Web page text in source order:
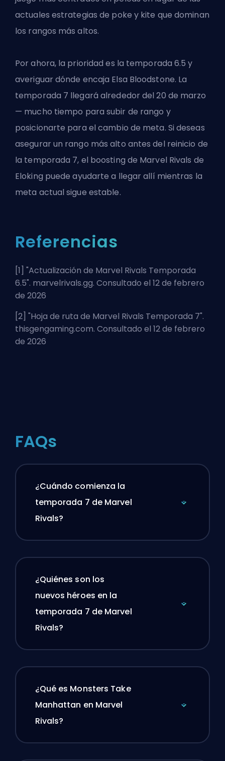
actuales estrategias de poke y kite que dominan
los rangos más altos.
Por ahora, la prioridad es la temporada 6.5 y
averiguar dónde encaja Elsa Bloodstone. La
temporada 7 llegará alrededor del 20 de marzo
— mucho tiempo para subir de rango y
posicionarte para el cambio de meta. Si deseas
asegurar un rango más alto antes del reinicio de
la temporada 7, el boosting de Marvel Rivals de
Eloking puede ayudarte a llegar allí mientras la
meta actual sigue estable.
Referencias
[1] "Actualización de Marvel Rivals Temporada
6.5". marvelrivals.gg. Consultado el 12 de febrero
de 2026
[2] "Hoja de ruta de Marvel Rivals Temporada 7".
thisgengaming.com. Consultado el 12 de febrero
de 2026
FAQs
¿Cuándo comienza la
temporada 7 de Marvel
Rivals?
¿Quiénes son los
nuevos héroes en la
temporada 7 de Marvel
Rivals?
¿Qué es Monsters Take
Manhattan en Marvel
Rivals?